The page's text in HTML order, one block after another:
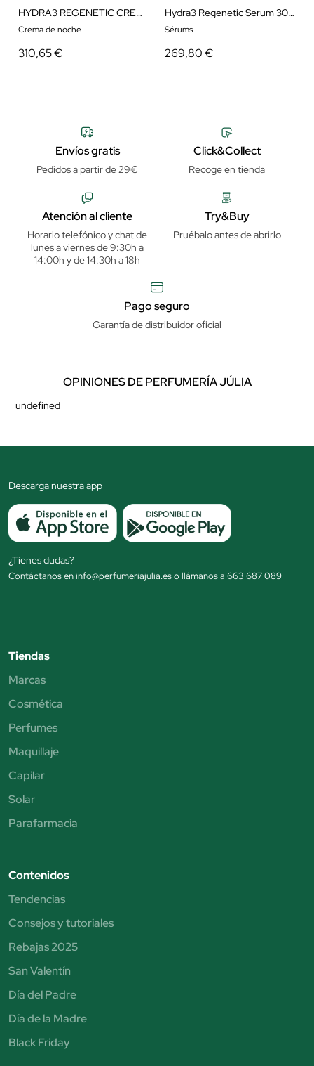
HYDRA3 REGENETIC CREAM 50ML
Crema de noche
310,65 €
Hydra3 Regenetic Serum 30 ml
Sérums
269,80 €
Envíos gratis
Pedidos a partir de 29€
Click&Collect
Recoge en tienda
Atención al cliente
Horario telefónico y chat de
lunes a viernes de 9:30h a
14:00h y de 14:30h a 18h
Try&Buy
Pruébalo antes de abrirlo
Pago seguro
Garantía de distribuidor oficial
OPINIONES DE PERFUMERÍA JÚLIA
undefined
Descarga nuestra app
¿Tienes dudas?
Contáctanos en info@perfumeriajulia.es o llámanos a 663 687 089
Tiendas
Marcas
Cosmética
Perfumes
Maquillaje
Capilar
Solar
Parafarmacia
Contenidos
Tendencias
Consejos y tutoriales
Rebajas 2025
San Valentín
Día del Padre
Día de la Madre
Black Friday